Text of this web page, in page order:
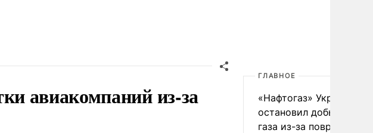
авиакомпаний из-за
ГЛАВНОЕ
«Нафтогаз» Украины
остановил добычу
газа из-за повреждения